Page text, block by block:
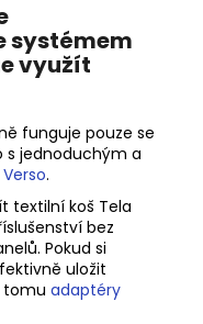
systémem
využít
funguje pouze se
s jednoduchým a
.
textilní koš Tela
bez
Pokud si
uložit
tomu adaptéry